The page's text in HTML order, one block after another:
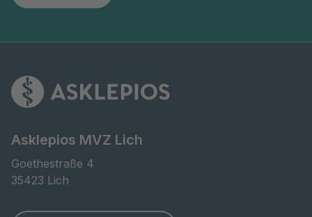
Asklepios MVZ Lich
Goethestraße 4
35423 Lich